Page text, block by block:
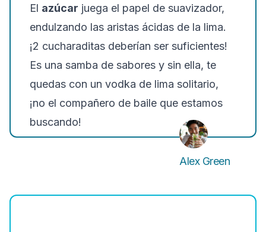
El azúcar juega el papel de suavizador,
endulzando las aristas ácidas de la lima.
¡2 cucharaditas deberían ser suficientes!
Es una samba de sabores y sin ella, te
quedas con un vodka de lima solitario,
¡no el compañero de baile que estamos
buscando!
Alex Green